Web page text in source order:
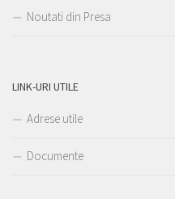
Noutati din Presa
LINK-URI UTILE
Adrese utile
Documente